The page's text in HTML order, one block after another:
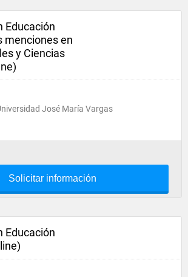
Educación
menciones en
y Ciencias
José María Vargas
Solicitar información
Educación